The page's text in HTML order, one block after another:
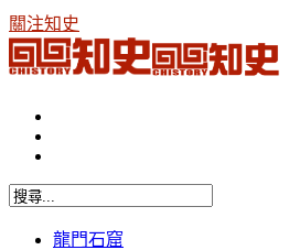
關注知史
龍門石窟